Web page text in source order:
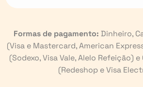
Formas de pagamento: Dinheiro,
(Visa e Mastercard, American
(Sodexo, Visa Vale, Alelo Refeição)
(Redeshop e Visa